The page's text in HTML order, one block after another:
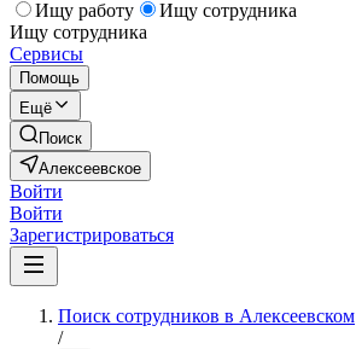
Ищу работу
Ищу сотрудника
Ищу сотрудника
Сервисы
Помощь
Ещё
Поиск
Алексеевское
Войти
Войти
Зарегистрироваться
Поиск сотрудников в Алексеевском
/